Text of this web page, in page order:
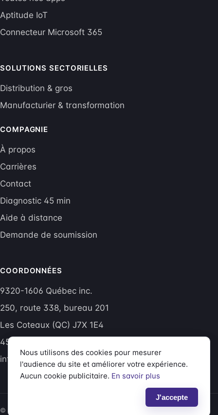
Aptitude IoT
Connecteur Microsoft 365
SOLUTIONS SECTORIELLES
Distribution & gros
Manufacturier & transformation
COMPAGNIE
À propos
Carrières
Contact
Diagnostic 45 min
Aide à distance
Demande de soumission
COORDONNÉES
9320-1606 Québec inc.
250, route 338, bureau 201
Les Coteaux (QC) J7X 1E4
450 605-1015
info@aptitudetech.net
© 2026 Aptitude Technologies — Tous droits réservés.
Nous utilisons des cookies pour mesurer
l'audience du site et améliorer votre expérience.
Aucun cookie publicitaire. En savoir plus
J'accepte